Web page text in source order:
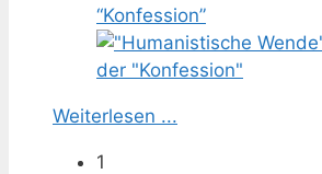
“Konfession”
Weiterlesen ...
1